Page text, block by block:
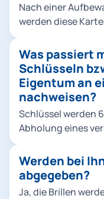
Nach einer
werden diese
Was passiert
Schlüsseln
Eigentum an
nachweisen?
Schlüssel werden
Abholung eines
Vergleichsstücks
Werden bei
abgegeben?
Ja, die Brillen